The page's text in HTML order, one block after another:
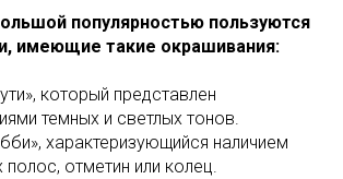
популярностью пользуются
имеющие такие окрашивания:
который представлен
темных и светлых тонов.
характеризующийся наличием
полос, отметин или колец.